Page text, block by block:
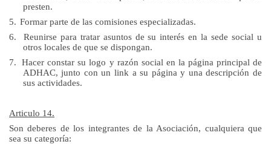
presten.
5. Formar parte de las comisiones especializadas.
6.
Reunirse para tratar asuntos de su interés en la sede social u
otros locales de que se dispongan.
7.
Hacer constar su logo y razón social en la página principal de
ADHAC, junto con un link a su página y una descripción de
sus actividades.
Articulo 14.
Son deberes de los integrantes de la Asociación, cualquiera que
sea su categoría: